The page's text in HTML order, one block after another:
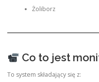
Żoliborz
Co to jest
To system składający się z: